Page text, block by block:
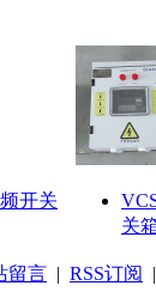
开关
关
留言 | RSS订阅 |